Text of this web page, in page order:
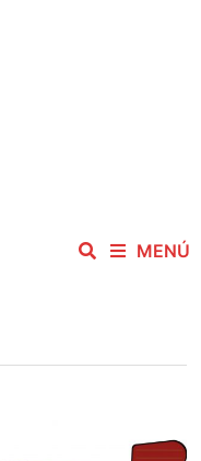
MENÚ